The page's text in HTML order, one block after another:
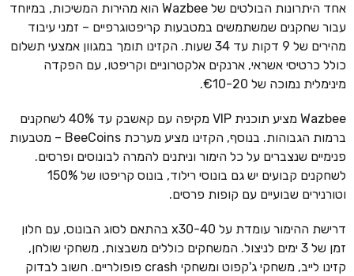
אחד היתרונות הבולטים של Wazbee הוא מהירות המשיכות, במיוחד
עבור שחקנים שמשתמשים במטבעות קריפטוגרפיים – זמני עיבוד
מהירים של 9 דקות עד 34 שעות. הקזינו תומך במגוון אמצעי תשלום
כולל כרטיסי אשראי, ארנקים אלקטרוניים וקריפטו, עם הפקדה
מינימלית נמוכה של €10-20.
Wazbee מציע תוכנית VIP מקיפה עם קאשבק עד 40% לשחקנים
ברמות הגבוהות. בנוסף, הקזינו מציע מערכת BeeCoins – מטבעות
פנימיים שנצברים על כל הימור וניתנים להמרה לבונוסים ופרסים.
לשחקנים קבועים יש גם בונוסי רילוד, בונוס קריפטו של 150%
וטורנירים שבועיים עם קופות פרסים.
דרישת ההימור עומדת על x30-40 בהתאם לסוג הבונוס, עם חלון
זמן של 3 ימים לניצול. המשחקים כוללים משבצות, משחקי שולחן,
קזינו לייב, משחקי ג'קפוט ומשחקי crash פופולריים. חשוב לבדוק